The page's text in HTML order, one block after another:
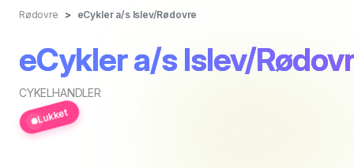
Rødovre eCykler a/s Islev/Rødovre
eCykler a/s Islev/
CYKELHANDLER
Lukket